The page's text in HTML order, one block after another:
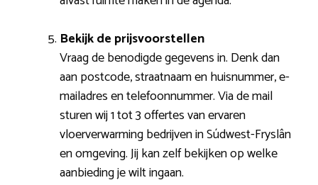
Bekijk de prijsvoorstellen
Vraag de benodigde gegevens in. Denk dan
aan postcode, straatnaam en huisnummer, e-
mailadres en telefoonnummer. Via de mail
sturen wij 1 tot 3 offertes van ervaren
vloerverwarming bedrijven in Súdwest-Fryslân
en omgeving. Jij kan zelf bekijken op welke
aanbieding je wilt ingaan.